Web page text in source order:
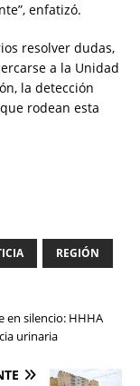
enfatizó.
resolver dudas,
a la Unidad
la detección
rodean esta
REGIÓN
en silencio: HHHA
urinaria